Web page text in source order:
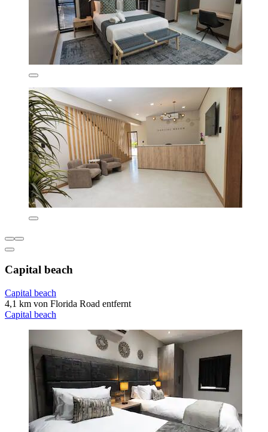
Capital beach
Capital beach
4,1 km von Florida Road entfernt
Capital beach